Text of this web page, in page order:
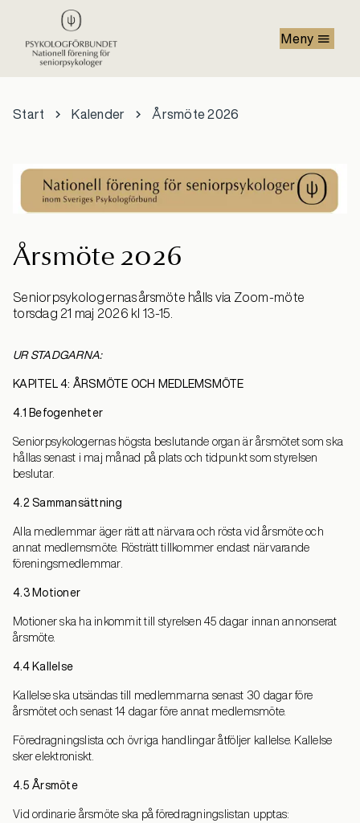
Hoppa till huvudinnehåll
Meny
Start Kalender Årsmöte 2026
Årsmöte 2026
Seniorpsykologernas årsmöte hålls via Zoom-möte
torsdag 21 maj 2026 kl 13-15.
UR STADGARNA:
KAPITEL 4: ÅRSMÖTE OCH MEDLEMSMÖTE
4.1 Befogenheter
Seniorpsykologernas högsta beslutande organ är årsmötet som ska
hållas senast i maj månad på plats och tidpunkt som styrelsen
beslutar.
4.2 Sammansättning
Alla medlemmar äger rätt att närvara och rösta vid årsmöte och
annat medlemsmöte. Rösträtt tillkommer endast närvarande
föreningsmedlemmar.
4.3 Motioner
Motioner ska ha inkommit till styrelsen 45 dagar innan annonserat
årsmöte.
4.4 Kallelse
Kallelse ska utsändas till medlemmarna senast 30 dagar före
årsmötet och senast 14 dagar före annat medlemsmöte.
Föredragningslista och övriga handlingar åtföljer kallelse. Kallelse
sker elektroniskt.
4.5 Årsmöte
Vid ordinarie årsmöte ska på föredragningslistan upptas: